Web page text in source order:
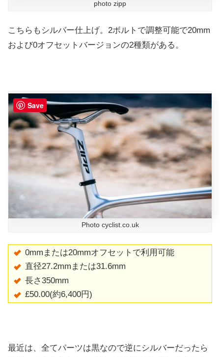
photo zipp
こちらもシルバー仕上げ。2ボルトで調整可能で20mm
および0オフセットバージョンの2種類がある。
Photo cyclist.co.uk
0mmまたは20mmオフセットで利用可能
直径27.2mmまたは31.6mm
長さ350mm
£50.00(約6,400円)
最近は、全てパーツは黒なので逆にシルバーだったら
Save